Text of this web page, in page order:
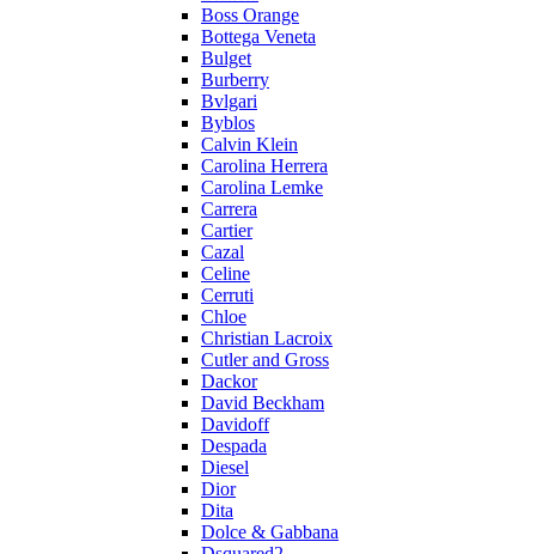
Boss Orange
Bottega Veneta
Bulget
Burberry
Bvlgari
Byblos
Calvin Klein
Carolina Herrera
Carolina Lemke
Carrera
Cartier
Cazal
Celine
Cerruti
Chloe
Christian Lacroix
Cutler and Gross
Dackor
David Beckham
Davidoff
Despada
Diesel
Dior
Dita
Dolce & Gabbana